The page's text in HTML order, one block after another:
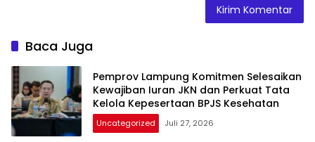
Baca Juga
Pemprov Lampung Komitmen Selesaikan
Kewajiban Iuran JKN dan Perkuat Tata
Kelola Kepesertaan BPJS Kesehatan
Uncategorized Juli 27, 2026